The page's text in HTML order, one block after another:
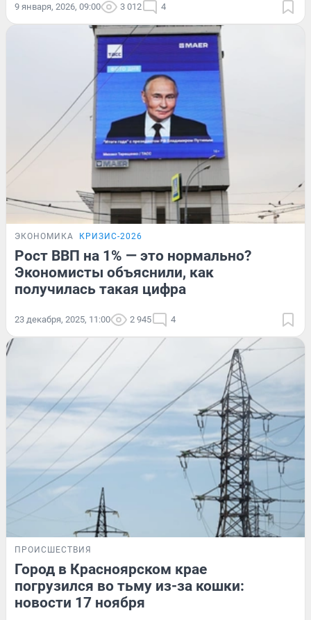
9 января, 2026, 09:00 3 012 4
ЭКОНОМИКА КРИЗИС-2026
Рост ВВП на 1% — это нормально?
Экономисты объяснили, как
получилась такая цифра
23 декабря, 2025, 11:00 2 945 4
ПРОИСШЕСТВИЯ
Город в Красноярском крае
погрузился во тьму из-за кошки:
новости 17 ноября